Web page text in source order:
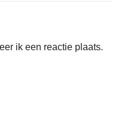
ik een reactie plaats.